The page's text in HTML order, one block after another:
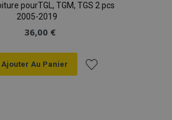
pourTGL, TGM, TGS 2 pcs
2005-2019
36,00 €
Ajouter Au Panier